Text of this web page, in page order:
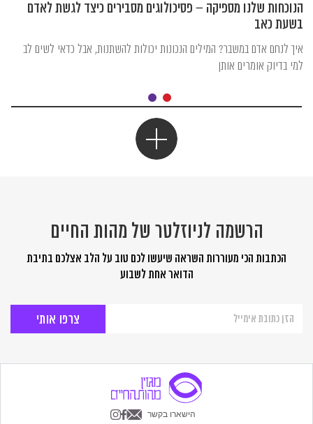
הנוכחות שלנו מספיקה – פסיכולוגים מסבירים כיצד לגשת לאדם
בשעת כאב
איך לנחם אדם במשבר? המילים הנכונות יכולות להשתנות, אבל כדאי לשים לב
למי בדיוק אומרים אותן
הרשמה לניוזלטר של מהות החיים
הכתבות הכי מעוררות השראה שיעשו לכם טוב על הלב אצלכם בתיבת
הדואר אחת לשבוע
לניוזלטר
החיים
הישארו בקשר